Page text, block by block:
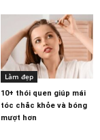
Làm đẹp
10+ thói quen giúp mái
tóc chắc khỏe và bóng
mượt hơn